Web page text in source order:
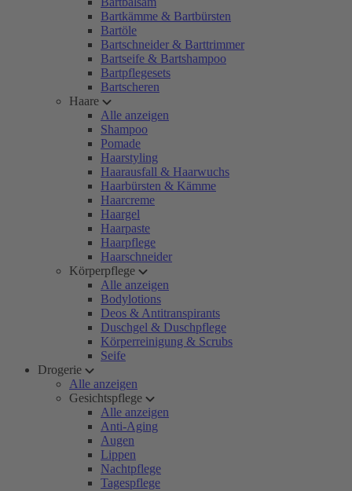
Bartkämme & Bartbürsten
Bartöle
Bartschneider & Barttrimmer
Bartseife & Bartshampoo
Bartpflegesets
Bartscheren
Haare
Alle anzeigen
Shampoo
Pomade
Haarstyling
Haarausfall & Haarwuchs
Haarbürsten & Kämme
Haarcreme
Haargel
Haarpaste
Haarpflege
Haarschneider
Körperpflege
Alle anzeigen
Bodylotions
Deos & Antitranspirants
Duschgel & Duschpflege
Körperreinigung & Scrubs
Seife
Drogerie
Alle anzeigen
Gesichtspflege
Alle anzeigen
Anti-Aging
Augen
Lippen
Nachtpflege
Tagespflege